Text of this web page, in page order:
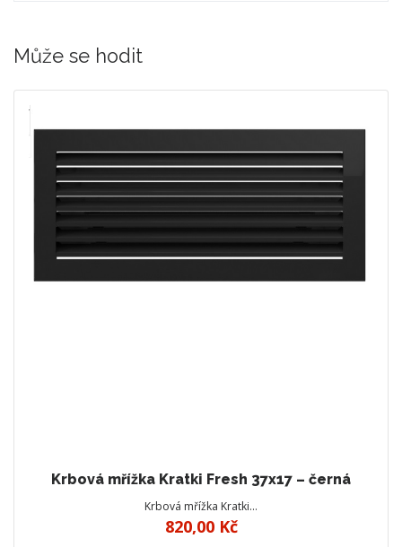
Může se hodit
Krbová mřížka Kratki Fresh 37x17 – černá
Krbová mřížka Kratki…
820,00 Kč